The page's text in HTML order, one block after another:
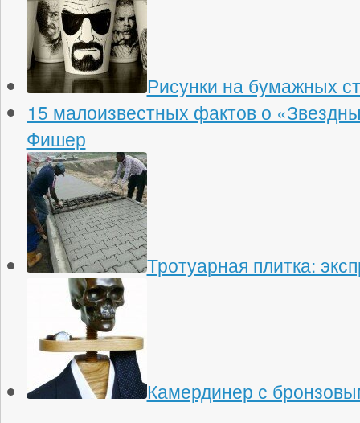
Рисунки на бумажных
15 малоизвестных фактов о
Фишер
Тротуарная плитка:
Камердинер с